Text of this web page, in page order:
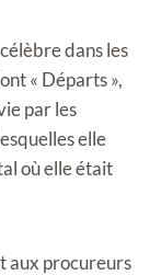
dans les
« Départs »,
par les
elle
où elle était
aux procureurs